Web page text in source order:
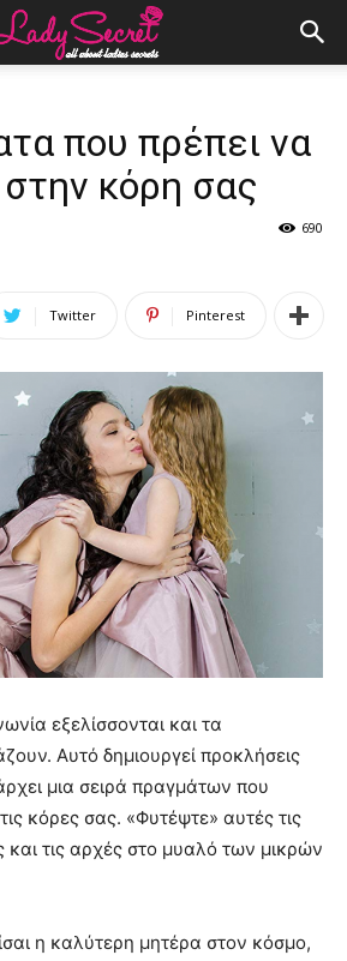
που πρέπει να
κόρη σας
690
Twitter Pinterest
εξελίσσονται και τα
Αυτό δημιουργεί προκλήσεις
μια σειρά πραγμάτων που
κόρες σας. «Φυτέψτε» αυτές τις
και τις αρχές στο μυαλό των μικρών
η καλύτερη μητέρα στον κόσμο,